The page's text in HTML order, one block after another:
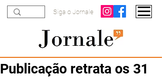
Siga o Jornale
Publicação retrata os 31